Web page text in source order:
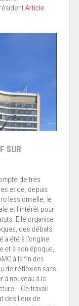
Article
SUR
de très
et ce, depuis
le
et l’intérêt pour
Elle organise
des débats
été à l’origine
et à son époque,
à la fin des
de réflexion sans
à nouveau à la
Ce travail
des lieux de